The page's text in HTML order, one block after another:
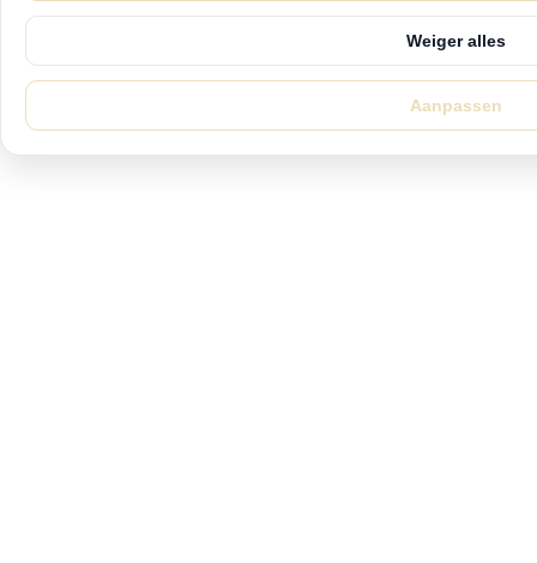
Weiger alles
Aanpassen